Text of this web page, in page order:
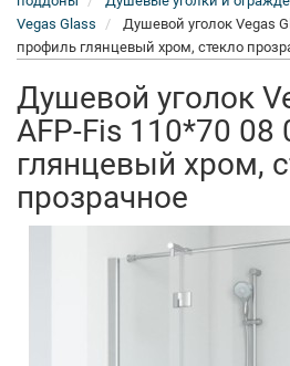
Vegas Glass
Душевой уголок Vegas
профиль глянцевый хром, стекло
Душевой уголок
AFP-Fis 110*70 08
глянцевый хром,
прозрачное